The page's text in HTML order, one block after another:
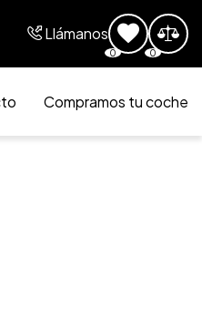
Llámanos
0 0
Compramos tu coche